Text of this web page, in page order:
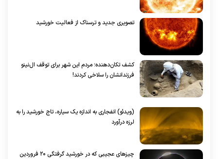
تصویری جدید و ترسناک از فعالیت خورشید
کشف تکان‌دهنده؛ مردم این شهر برای توقف ال‌نینو
فرزندانشان را سلاخی کردند!
(ویدئو) انفجاری به اندازه یک سیاره، تاج خورشید را به
لرزه درآورد
چیزهای عجیبی که در خورشید گرفتگی ۲۰ فروردین